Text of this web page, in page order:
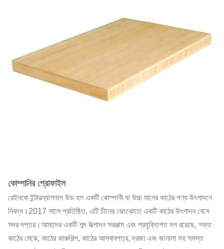
কোম্পানির প্রোফাইল
রেইনবো ইন্টারন্যাশনাল উড হল একটি কোম্পানী যা উচ্চ মানের কাঠের পণ্য উৎপাদনে
নিবদ্ধ।2017 সালে প্রতিষ্ঠিত, এটি চীনের ঝেংঝোতে একটি কাঠের উৎপাদন বেসে
সদর দপ্তর।আমাদের একটি শব্দ উত্পাদন সরঞ্জাম এবং প্রযুক্তিগত দল রয়েছে, শক্ত
কাঠের মেঝে, কাঠের কারুশিল্প, কাঠের আসবাবপত্র, দরজা এবং জানালা সহ সমস্ত